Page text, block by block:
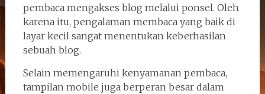
pembaca mengakses blog melalui ponsel. Oleh
karena itu, pengalaman membaca yang baik di
layar kecil sangat menentukan keberhasilan
sebuah blog.
Selain memengaruhi kenyamanan pembaca,
tampilan mobile juga berperan besar dalam